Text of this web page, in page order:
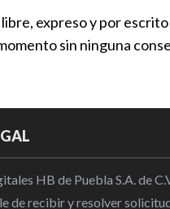
| 20:13expreso y por
sin ninguna
HB de Puebla S.A. de
de recibir y resolver